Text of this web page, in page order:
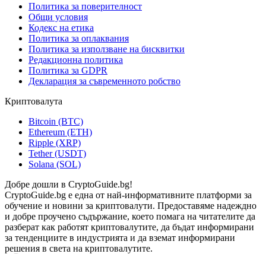
Политика за поверителност
Общи условия
Кодекс на етика
Политика за оплаквания
Политика за използване на бисквитки
Редакционна политика
Политика за GDPR
Декларация за съвременното робство
Криптовалута
Bitcoin (BTC)
Ethereum (ETH)
Ripple (XRP)
Tether (USDT)
Solana (SOL)
Добре дошли в CryptoGuide.bg!
CryptoGuide.bg е една от най-информативните платформи за
обучение и новини за криптовалути. Предоставяме надеждно
и добре проучено съдържание, което помага на читателите да
разберат как работят криптовалутите, да бъдат информирани
за тенденциите в индустрията и да вземат информирани
решения в света на криптовалутите.